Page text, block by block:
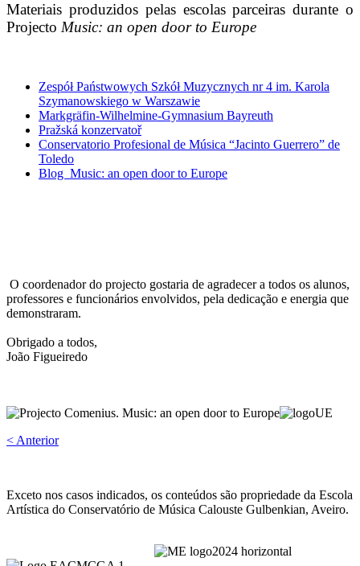
Materiais produzidos pelas escolas parceirasdurante o
Projecto Music: an open door to Europe
Zespół Państwowych Szkół Muzycznych nr 4 im. Karola
Szymanowskiego w Warszawie
Markgräfin-Wilhelmine-Gymnasium Bayreuth
Pražská konzervatoř
Conservatorio Profesional de Música “Jacinto Guerrero” de
Toledo
Blog Music: an open door to Europe
O coordenador do projecto gostaria de agradecer a todos os alunos,
professores e funcionários envolvidos, pela dedicação e energia que
demonstraram.
Obrigado a todos,
João Figueiredo
< Anterior
Exceto nos casos indicados, os conteúdos são propriedade da Escola
Artística do Conservatório de Música Calouste Gulbenkian, Aveiro.